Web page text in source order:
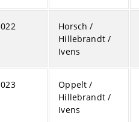
022
Horsch /
Hillebrandt /
Ivens
023
Oppelt /
Hillebrandt /
Ivens